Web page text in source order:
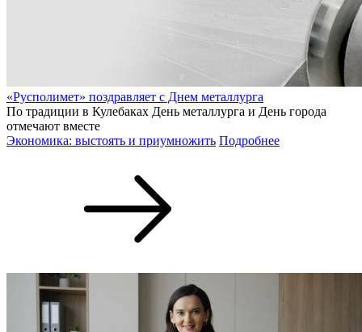
«Русполимет» поздравляет с Днем металлурга
По традиции в Кулебаках День металлурга и День города
отмечают вместе
Экономика: выстоять и приумножить Подробнее